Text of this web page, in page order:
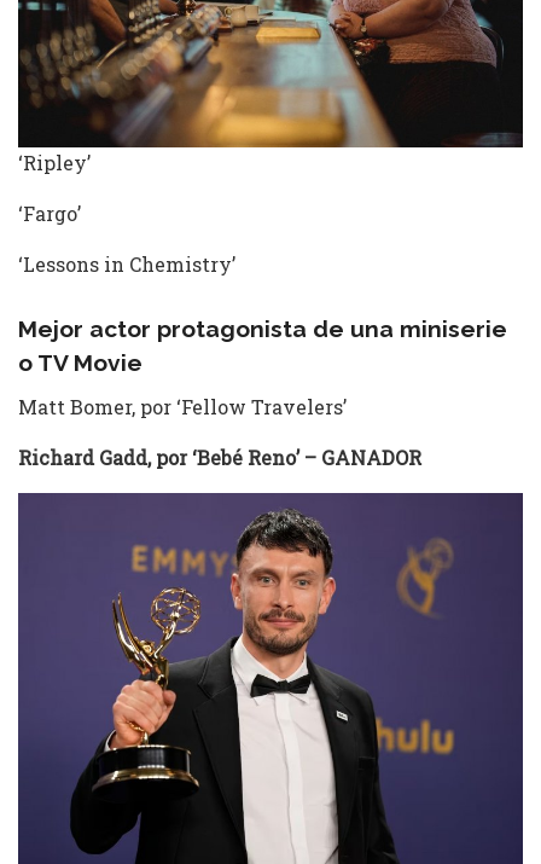
‘Ripley’
‘Fargo’
‘Lessons in Chemistry’
Mejor actor protagonista de una miniserie
o TV Movie
Matt Bomer, por ‘Fellow Travelers’
Richard Gadd, por ‘Bebé Reno’ – GANADOR